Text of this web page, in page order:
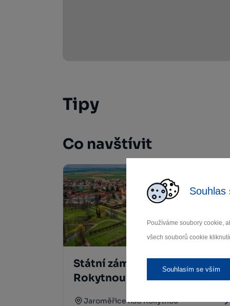
Souhlas
Používáme soubory cookie,
všech souborů cookie
Souhlasím se vším
Tipy
Co navštívit
Státní zámek Jaroměřice nad
Rokytnou
Jaroměřice nad Rokytnou